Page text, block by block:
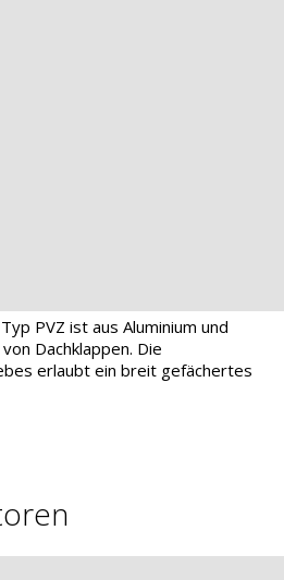
PVZ ist aus Aluminium und
Dachklappen. Die
erlaubt ein breit gefächertes